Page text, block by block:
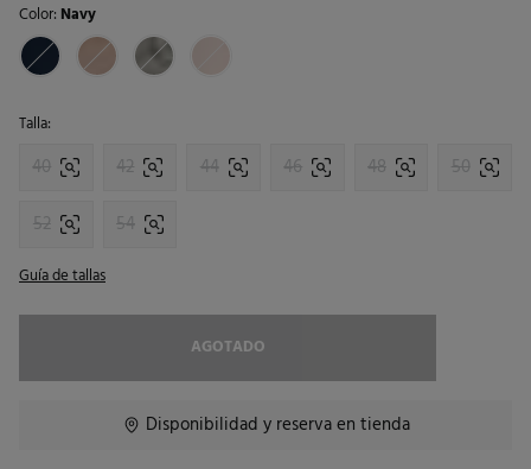
Color: Navy
Talla:
40 42 44 46 48
50
52
54
Guía de tallas
AGOTADO
Disponibilidad y reserva en tienda